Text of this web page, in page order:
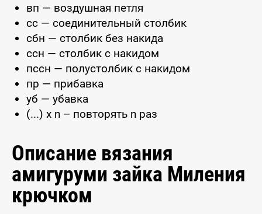
вп — воздушная петля
сс — соединительный столбик
сбн — столбик без накида
ссн — столбик с накидом
пссн — полустолбик с накидом
пр — прибавка
уб — убавка
(...) x n – повторять n раз
Описание вязания
амигуруми зайка Миления
крючком